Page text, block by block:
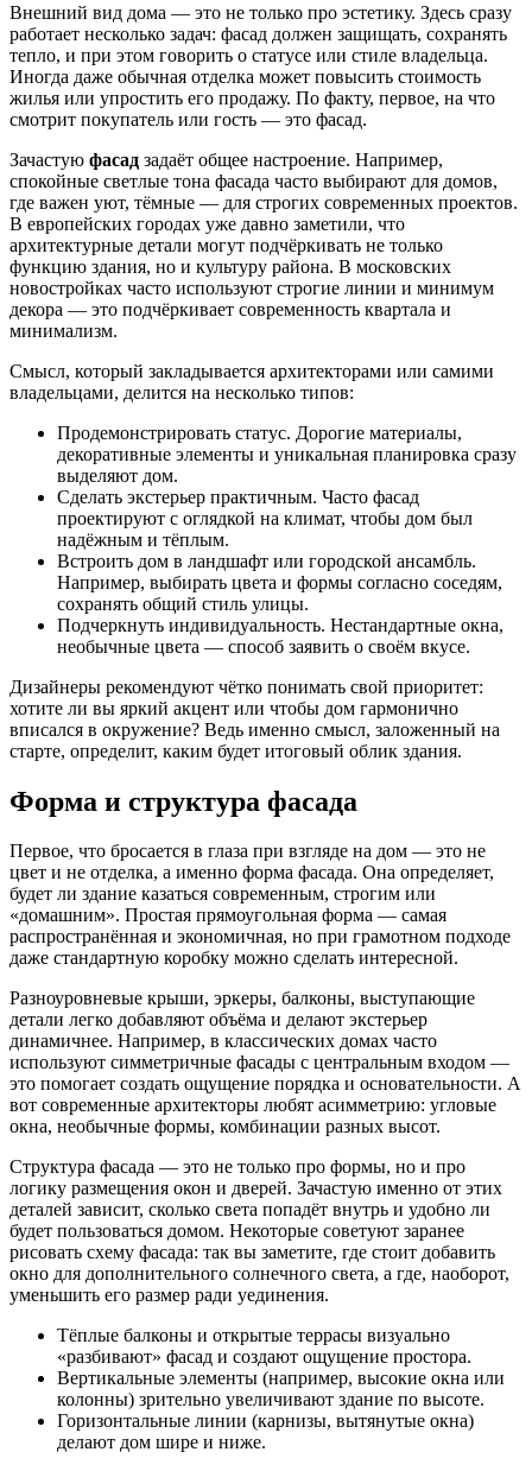
Внешний вид дома — это не только про эстетику. Здесь сразу
работает несколько задач: фасад должен защищать, сохранять
тепло, и при этом говорить о статусе или стиле владельца.
Иногда даже обычная отделка может повысить стоимость
жилья или упростить его продажу. По факту, первое, на что
смотрит покупатель или гость — это фасад.
Зачастую фасад задаёт общее настроение. Например,
спокойные светлые тона фасада часто выбирают для домов,
где важен уют, тёмные — для строгих современных проектов.
В европейских городах уже давно заметили, что
архитектурные детали могут подчёркивать не только
функцию здания, но и культуру района. В московских
новостройках часто используют строгие линии и минимум
декора — это подчёркивает современность квартала и
минимализм.
Смысл, который закладывается архитекторами или самими
владельцами, делится на несколько типов:
Продемонстрировать статус. Дорогие материалы,
декоративные элементы и уникальная планировка сразу
выделяют дом.
Сделать экстерьер практичным. Часто фасад
проектируют с оглядкой на климат, чтобы дом был
надёжным и тёплым.
Встроить дом в ландшафт или городской ансамбль.
Например, выбирать цвета и формы согласно соседям,
сохранять общий стиль улицы.
Подчеркнуть индивидуальность. Нестандартные окна,
необычные цвета — способ заявить о своём вкусе.
Дизайнеры рекомендуют чётко понимать свой приоритет:
хотите ли вы яркий акцент или чтобы дом гармонично
вписался в окружение? Ведь именно смысл, заложенный на
старте, определит, каким будет итоговый облик здания.
Форма и структура фасада
Первое, что бросается в глаза при взгляде на дом — это не
цвет и не отделка, а именно форма фасада. Она определяет,
будет ли здание казаться современным, строгим или
«домашним». Простая прямоугольная форма — самая
распространённая и экономичная, но при грамотном подходе
даже стандартную коробку можно сделать интересной.
Разноуровневые крыши, эркеры, балконы, выступающие
детали легко добавляют объёма и делают экстерьер
динамичнее. Например, в классических домах часто
используют симметричные фасады с центральным входом —
это помогает создать ощущение порядка и основательности. А
вот современные архитекторы любят асимметрию: угловые
окна, необычные формы, комбинации разных высот.
Структура фасада — это не только про формы, но и про
логику размещения окон и дверей. Зачастую именно от этих
деталей зависит, сколько света попадёт внутрь и удобно ли
будет пользоваться домом. Некоторые советуют заранее
рисовать схему фасада: так вы заметите, где стоит добавить
окно для дополнительного солнечного света, а где, наоборот,
уменьшить его размер ради уединения.
Тёплые балконы и открытые террасы визуально
«разбивают» фасад и создают ощущение простора.
Вертикальные элементы (например, высокие окна или
колонны) зрительно увеличивают здание по высоте.
Горизонтальные линии (карнизы, вытянутые окна)
делают дом шире и ниже.